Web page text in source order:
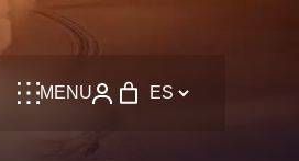
MENU Language